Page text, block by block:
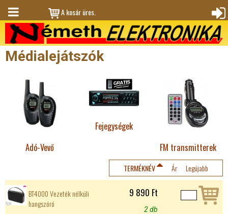
A kosár üres.
Bejele
ntkez
Médialejátszók
Adó-Vevő
Fejegységek
FM transmitterek
TERMÉKNÉV Ár Legújabb
BT4000 Vezeték nélküli
hangszóró
9 890 Ft
2 db
M
en
ü